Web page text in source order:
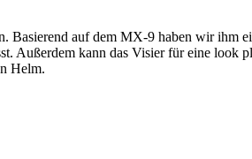
auf dem MX-9 haben wir ihm
Außerdem kann das Visier für eine
Helm.